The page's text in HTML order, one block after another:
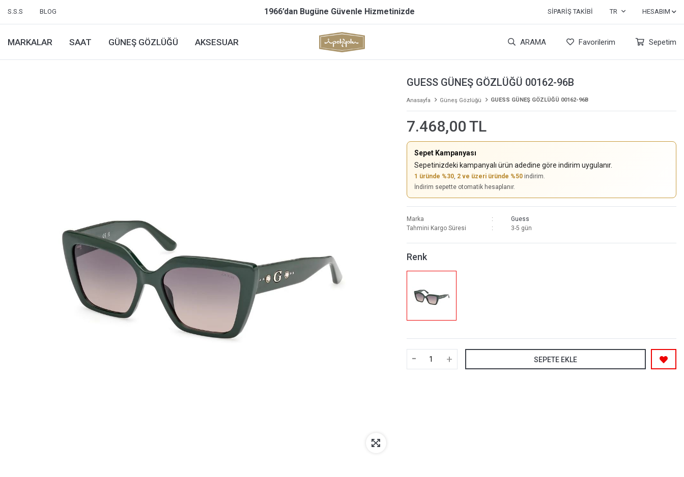
S.S.S BLOG 1966’dan Bugüne Güvenle Hizmetinizde SIPARIŞ TAKIBI TR HESABIM
MARKALAR SAAT GÜNEŞ GÖZLÜĞÜ AKSESUAR ARAMA Favorilerim Sepetim
GUESS GÜNEŞ GÖZLÜĞÜ 00162-96B
Anasayfa Güneş Gözlüğü GUESS GÜNEŞ GÖZLÜĞÜ 00162-96B
7.468,00 TL
Sepet Kampanyası
Sepetinizdeki kampanyalı ürün adedine göre indirim uygulanır.
1 üründe %30, 2 ve üzeri üründe %50indirim.
İndirim sepette otomatik hesaplanır.
Marka
Guess
Tahmini Kargo Süresi
3-5 gün
Renk
- + SEPETE EKLE